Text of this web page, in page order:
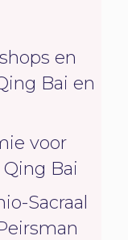
en
Bai en
voor
Bai
Sacraal